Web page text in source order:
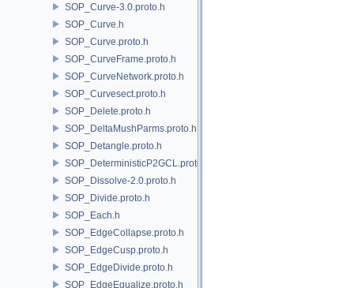
SOP_Curve-3.0.proto.h
SOP_Curve.h
SOP_Curve.proto.h
SOP_CurveFrame.proto.h
SOP_CurveNetwork.proto.h
SOP_Curvesect.proto.h
SOP_Delete.proto.h
SOP_DeltaMushParms.proto.h
SOP_Detangle.proto.h
SOP_DeterministicP2GCL.proto.h
SOP_Dissolve-2.0.proto.h
SOP_Divide.proto.h
SOP_Each.h
SOP_EdgeCollapse.proto.h
SOP_EdgeCusp.proto.h
SOP_EdgeDivide.proto.h
SOP_EdgeEqualize.proto.h